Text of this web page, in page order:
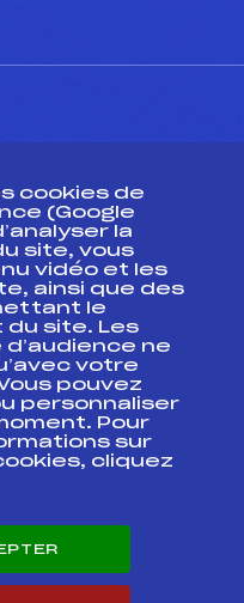
fédéral
Suivi
cookies de
(Google
la
site, vous
vidéo et les
ainsi que des
le
site. Les
ne
votre
pouvez
personnaliser
Pour
sur
cliquez